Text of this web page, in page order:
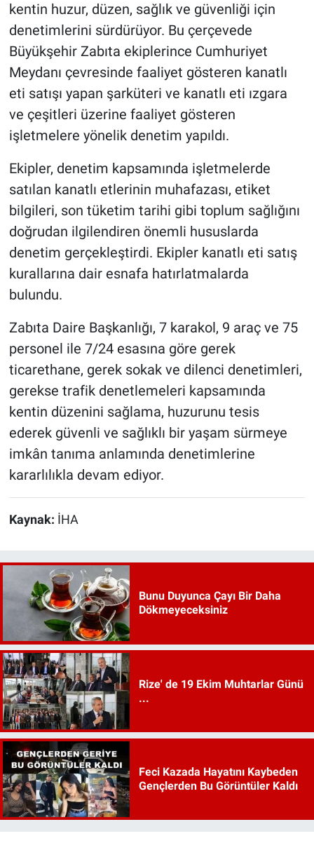
kentin huzur, düzen, sağlık ve güvenliği için
denetimlerini sürdürüyor. Bu çerçevede
Büyükşehir Zabıta ekiplerince Cumhuriyet
Meydanı çevresinde faaliyet gösteren kanatlı
eti satışı yapan şarküteri ve kanatlı eti ızgara
ve çeşitleri üzerine faaliyet gösteren
işletmelere yönelik denetim yapıldı.
Ekipler, denetim kapsamında işletmelerde
satılan kanatlı etlerinin muhafazası, etiket
bilgileri, son tüketim tarihi gibi toplum sağlığını
doğrudan ilgilendiren önemli hususlarda
denetim gerçekleştirdi. Ekipler kanatlı eti satış
kurallarına dair esnafa hatırlatmalarda
bulundu.
Zabıta Daire Başkanlığı, 7 karakol, 9 araç ve 75
personel ile 7/24 esasına göre gerek
ticarethane, gerek sokak ve dilenci denetimleri,
gerekse trafik denetlemeleri kapsamında
kentin düzenini sağlama, huzurunu tesis
ederek güvenli ve sağlıklı bir yaşam sürmeye
imkân tanıma anlamında denetimlerine
kararlılıkla devam ediyor.
Kaynak: İHA
Bunu Duyunca Çayı Bir Daha
Dökmeyeceksiniz
Rize' de 19 Ekim Muhtarlar Günü
...
Feci Kazada Hayatını Kaybeden
Gençlerden Bu Görüntüler Kaldı